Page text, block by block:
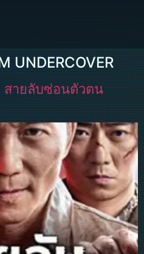
UNDERCOVER
สายลับซ่อนตัวตน